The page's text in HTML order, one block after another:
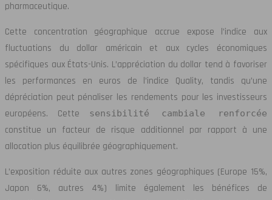
pharmaceutique.
Cette concentration géographique accrue expose l’indice aux
fluctuations du dollar américain et aux cycles économiques
spécifiques aux États-Unis. L’appréciation du dollar tend à favoriser
les performances en euros de l’indice Quality, tandis qu’une
dépréciation peut pénaliser les rendements pour les investisseurs
européens. Cette
sensibilité cambiale renforcée
constitue un facteur de risque additionnel par rapport à une
allocation plus équilibrée géographiquement.
L’exposition réduite aux autres zones géographiques (Europe 15%,
Japon 6%, autres 4%) limite également les bénéfices de